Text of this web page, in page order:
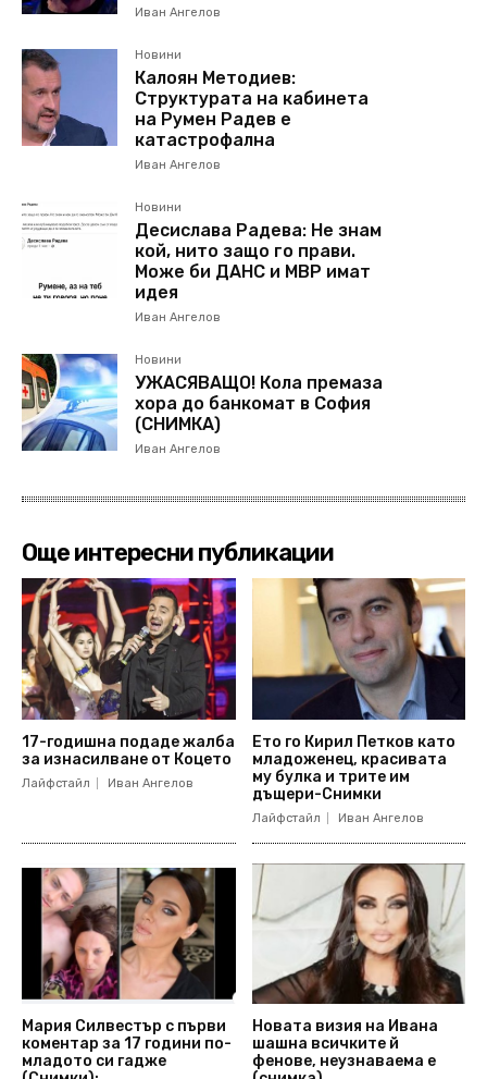
Иван Ангелов
Новини
Калоян Методиев:
Структурата на кабинета
на Румен Радев е
катастрофална
Иван Ангелов
Новини
Десислава Радева: Не знам
кой, нито защо го прави.
Може би ДАНС и МВР имат
идея
Иван Ангелов
Новини
УЖАСЯВАЩО! Кола премаза
хора до банкомат в София
(СНИМКА)
Иван Ангелов
Още интересни публикации
17-годишна подаде жалба
за изнасилване от Коцето
Лайфстайл Иван Ангелов
Ето го Кирил Петков като
младоженец, красивата
му булка и трите им
дъщери-Снимки
Лайфстайл Иван Ангелов
Мария Силвестър с първи
коментар за 17 години по-
младото си гадже
Новата визия на Ивана
шашна всичките й
фенове, неузнаваема е